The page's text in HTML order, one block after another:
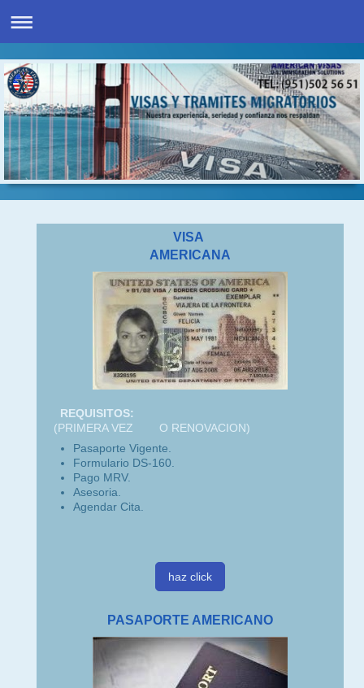
VISA
AMERICANA
REQUISITOS:
(PRIMERA VEZ O RENOVACION)
Pasaporte Vigente.
Formulario DS-160.
Pago MRV.
Asesoria.
Agendar Cita.
haz click
PASAPORTE AMERICANO